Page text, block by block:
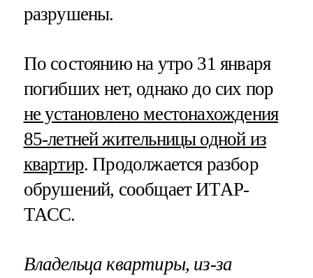
разрушены.
По состоянию на утро 31 января
погибших нет, однако до сих пор
не установлено местонахождения
85-летней жительницы одной из
квартир. Продолжается разбор
обрушений, сообщает ИТАР-
ТАСС.
Владельца квартиры, из-за